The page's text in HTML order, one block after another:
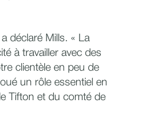
déclaré Mills. « La
à travailler avec des
clientèle en peu de
un rôle essentiel en
Tifton et du comté de